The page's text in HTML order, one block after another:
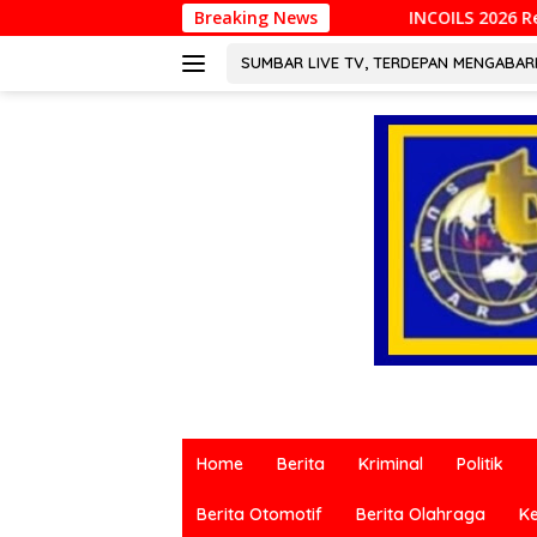
ke
Breaking News
INCOILS 2026 Resmi Digelar di Padang,
SUMBAR LIVE TV, TERDEPAN
terkini
berbagai
Home Berita Kriminal Politik
Berita Otomotif Berita Olahraga